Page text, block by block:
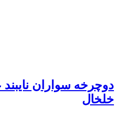
دوچرخه سواران نايبند
خلخال